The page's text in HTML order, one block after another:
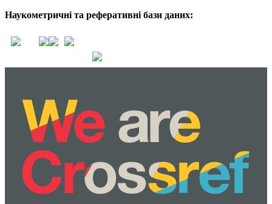
Наукометричні та реферативні бази даних: